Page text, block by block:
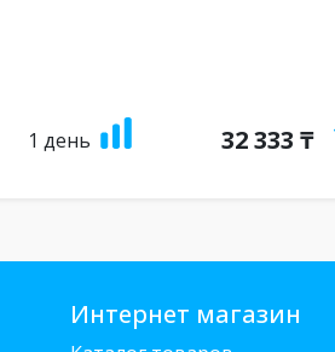
1 день 32 333 ₸
Интернет магазин